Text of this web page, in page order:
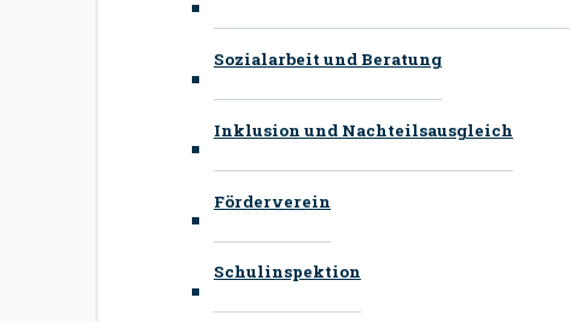
Sozialarbeit und Beratung
Inklusion und Nachteilsausgleich
Förderverein
Schulinspektion